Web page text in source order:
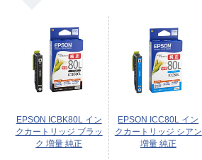
EPSON ICBK80L イン
クカートリッジ ブラッ
ク 増量 純正
EPSON ICC80L イン
クカートリッジ シアン
増量 純正